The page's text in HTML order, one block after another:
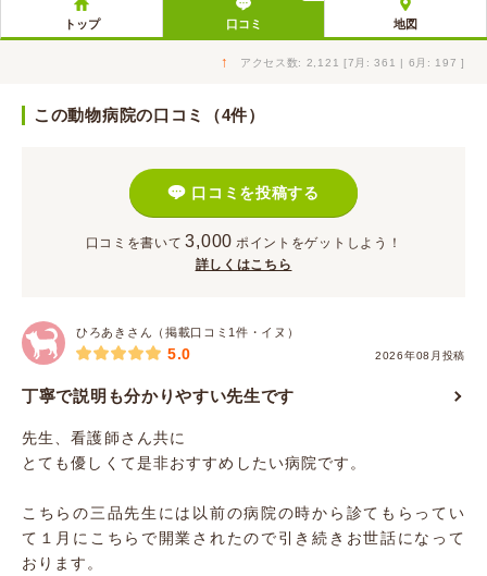
トップ 口コミ 地図
↑ アクセス数: 2,121 [7月: 361 | 6月: 197 ]
この動物病院の口コミ（4件）
口コミを投稿する
口コミを書いて 3,000 ポイント をゲットしよう！
詳しくはこちら
ひろあきさん（掲載口コミ1件・イヌ）
2026年08月投稿
5.0
丁寧で説明も分かりやすい先生です
先生、看護師さん共に
とても優しくて是非おすすめしたい病院です。
こちらの三品先生には以前の病院の時から診てもらってい
て１月にこちらで開業されたので引き続きお世話になって
おります。